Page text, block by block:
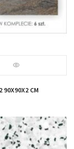
90X90X2 CM